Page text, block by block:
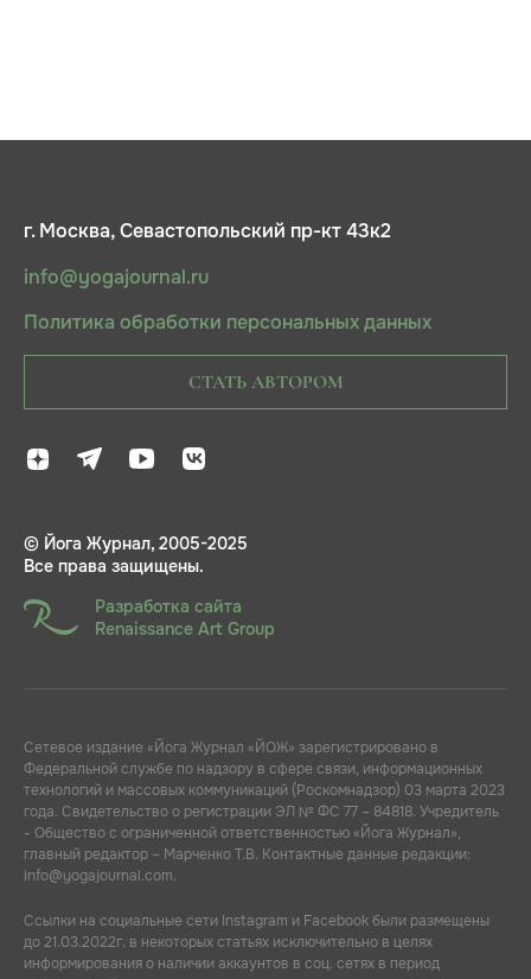
г. Москва, Севастопольский пр-кт 43к2
info@yogajournal.ru
Политика обработки персональных данных
СТАТЬ АВТОРОМ
© Йога Журнал, 2005-2025
Все права защищены.
Разработка сайта
Renaissance Art Group
Сетевое издание «Йога Журнал «ЙОЖ» зарегистрировано в
Федеральной службе по надзору в сфере связи, информационных
технологий и массовых коммуникаций (Роскомнадзор) 03 марта 2023
года. Свидетельство о регистрации ЭЛ № ФС 77 – 84818. Учредитель
- Общество с ограниченной ответственностью «Йога Журнал»,
главный редактор – Марченко Т.В. Контактные данные редакции:
info@yogajournal.com.
Ссылки на социальные сети Instagram и Facebook были размещены
до 21.03.2022г. в некоторых статьях исключительно в целях
информирования о наличии аккаунтов в соц. сетях в период